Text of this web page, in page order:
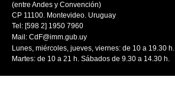
(entre Andes y Convención)
CP 11100. Montevideo. Uruguay
Tel: [598 2] 1950 7960
Mail: CdF@imm.gub.uy
Lunes, miércoles, jueves, viernes: de 10 a 19.30 h.
Martes: de 10 a 21 h. Sábados de 9.30 a 14.30 h.